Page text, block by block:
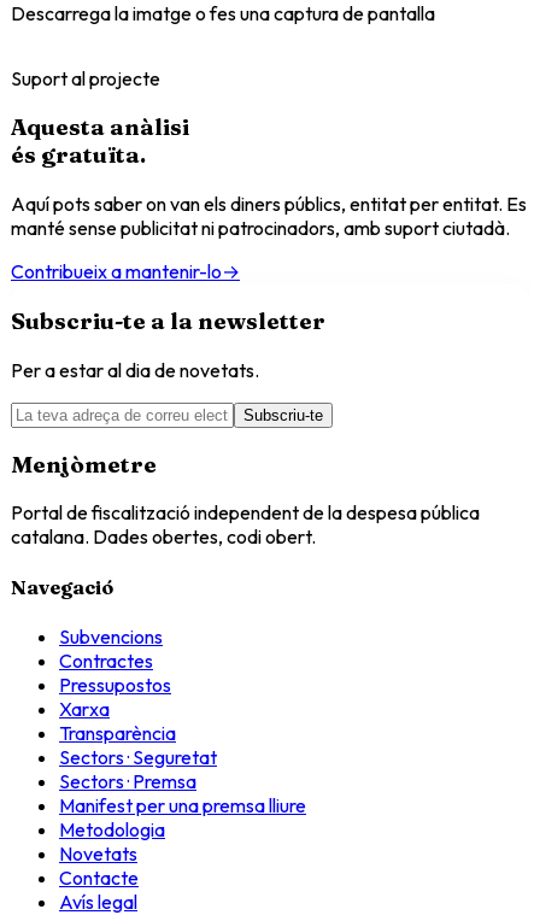
Descarrega la imatge o fes una captura de pantalla
Suport al projecte
Aquesta anàlisi
és gratuïta.
Aquí pots saber on van els diners públics, entitat per entitat. Es
manté sense publicitat ni patrocinadors, amb suport ciutadà.
Contribueix a mantenir-lo→
Subscriu-te a la newsletter
Per a estar al dia de novetats.
Subscriu-te
Menjòmetre
Portal de fiscalització independent de la despesa pública
catalana. Dades obertes, codi obert.
Navegació
Subvencions
Contractes
Pressupostos
Xarxa
Transparència
Sectors · Seguretat
Sectors · Premsa
Manifest per una premsa lliure
Metodologia
Novetats
Contacte
Avís legal